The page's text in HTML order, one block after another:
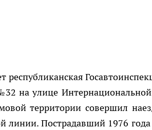
республиканская
на улице
территории совершил
линии. Пострадавший 1976